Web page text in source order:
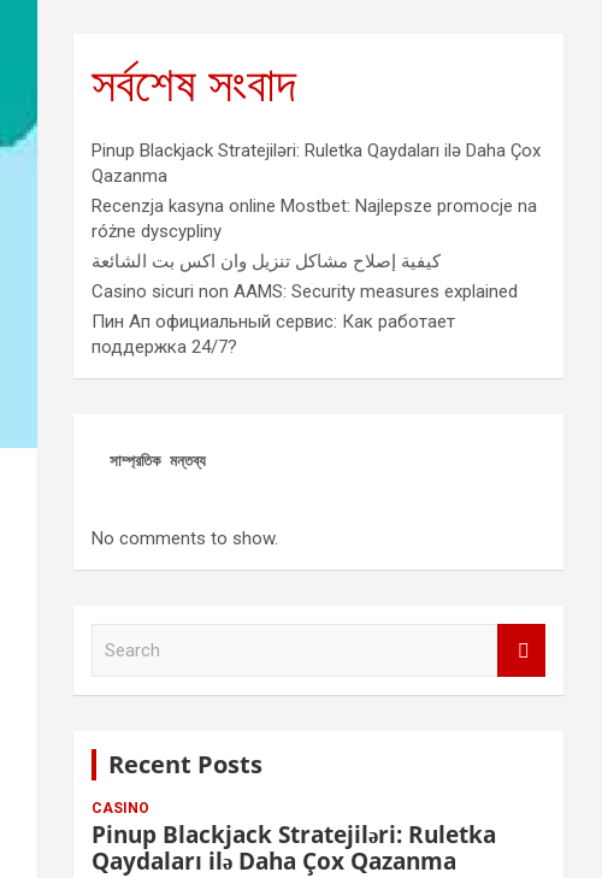
সর্বশেষ সংবাদ
Pinup Blackjack Stratejiləri: Ruletka Qaydaları ilə Daha Çox
Qazanma
Recenzja kasyna online Mostbet: Najlepsze promocje na
różne dyscypliny
كيفية إصلاح مشاكل تنزيل وان اكس بت الشائعة
Casino sicuri non AAMS: Security measures explained
Пин Ап официальный сервис: Как работает
поддержка 24/7?
সাম্প্রতিক মন্তব্য
No comments to show.
Recent Posts
CASINO
Pinup Blackjack Stratejiləri: Ruletka
Qaydaları ilə Daha Çox Qazanma